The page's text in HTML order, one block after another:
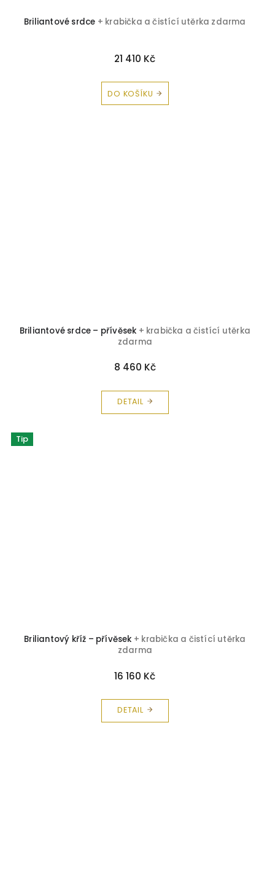
Briliantové srdce + krabička a čistící utěrka zdarma
21 410 Kč
DO KOŠÍKU
Briliantové srdce – přívěsek + krabička a čistící utěrka
zdarma
8 460 Kč
DETAIL
Tip
Briliantový kříž – přívěsek + krabička a čistící utěrka
zdarma
16 160 Kč
DETAIL